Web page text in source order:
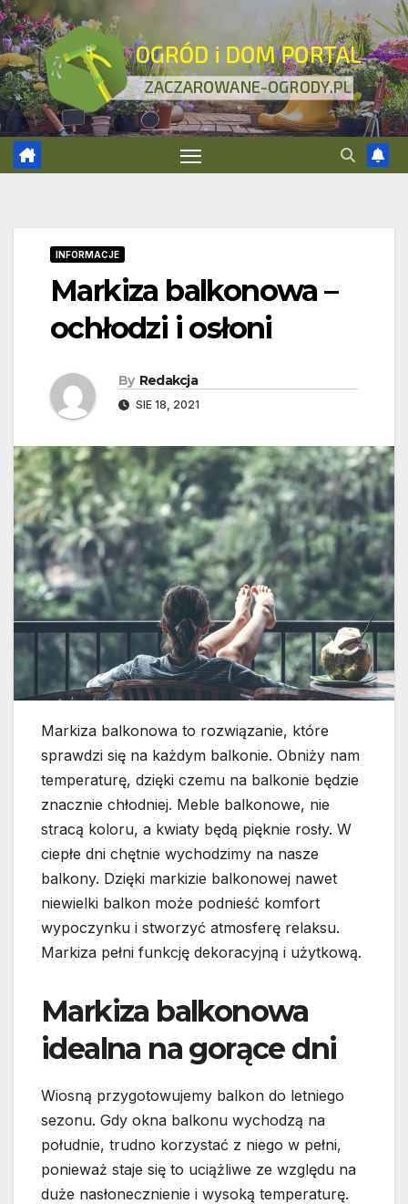
Skip
to
content
INFORMACJE
Markiza balkonowa –
ochłodzi i osłoni
By Redakcja
SIE 18, 2021
Markiza balkonowa to rozwiązanie, które
sprawdzi się na każdym balkonie. Obniży nam
temperaturę, dzięki czemu na balkonie będzie
znacznie chłodniej. Meble balkonowe, nie
stracą koloru, a kwiaty będą pięknie rosły. W
ciepłe dni chętnie wychodzimy na nasze
balkony. Dzięki markizie balkonowej nawet
niewielki balkon może podnieść komfort
wypoczynku i stworzyć atmosferę relaksu.
Markiza pełni funkcję dekoracyjną i użytkową.
Markiza balkonowa
idealna na gorące dni
Wiosną przygotowujemy balkon do letniego
sezonu. Gdy okna balkonu wychodzą na
południe, trudno korzystać z niego w pełni,
ponieważ staje się to uciążliwe ze względu na
duże nasłonecznienie i wysoką temperaturę.